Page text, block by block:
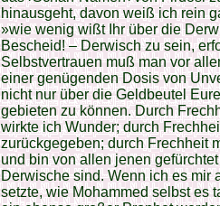
hinausgeht, davon weiß ich rein
»wie wenig wißt Ihr über die
Bescheid! – Derwisch zu sein,
Selbstvertrauen muß man vor
einer genügenden Dosis von
nicht nur über die Geldbeutel
gebieten zu können. Durch
wirkte ich Wunder; durch
zurückgegeben; durch Frechheit
und bin von allen jenen
Derwische sind. Wenn ich es mir
setzte, wie Mohammed selbst es